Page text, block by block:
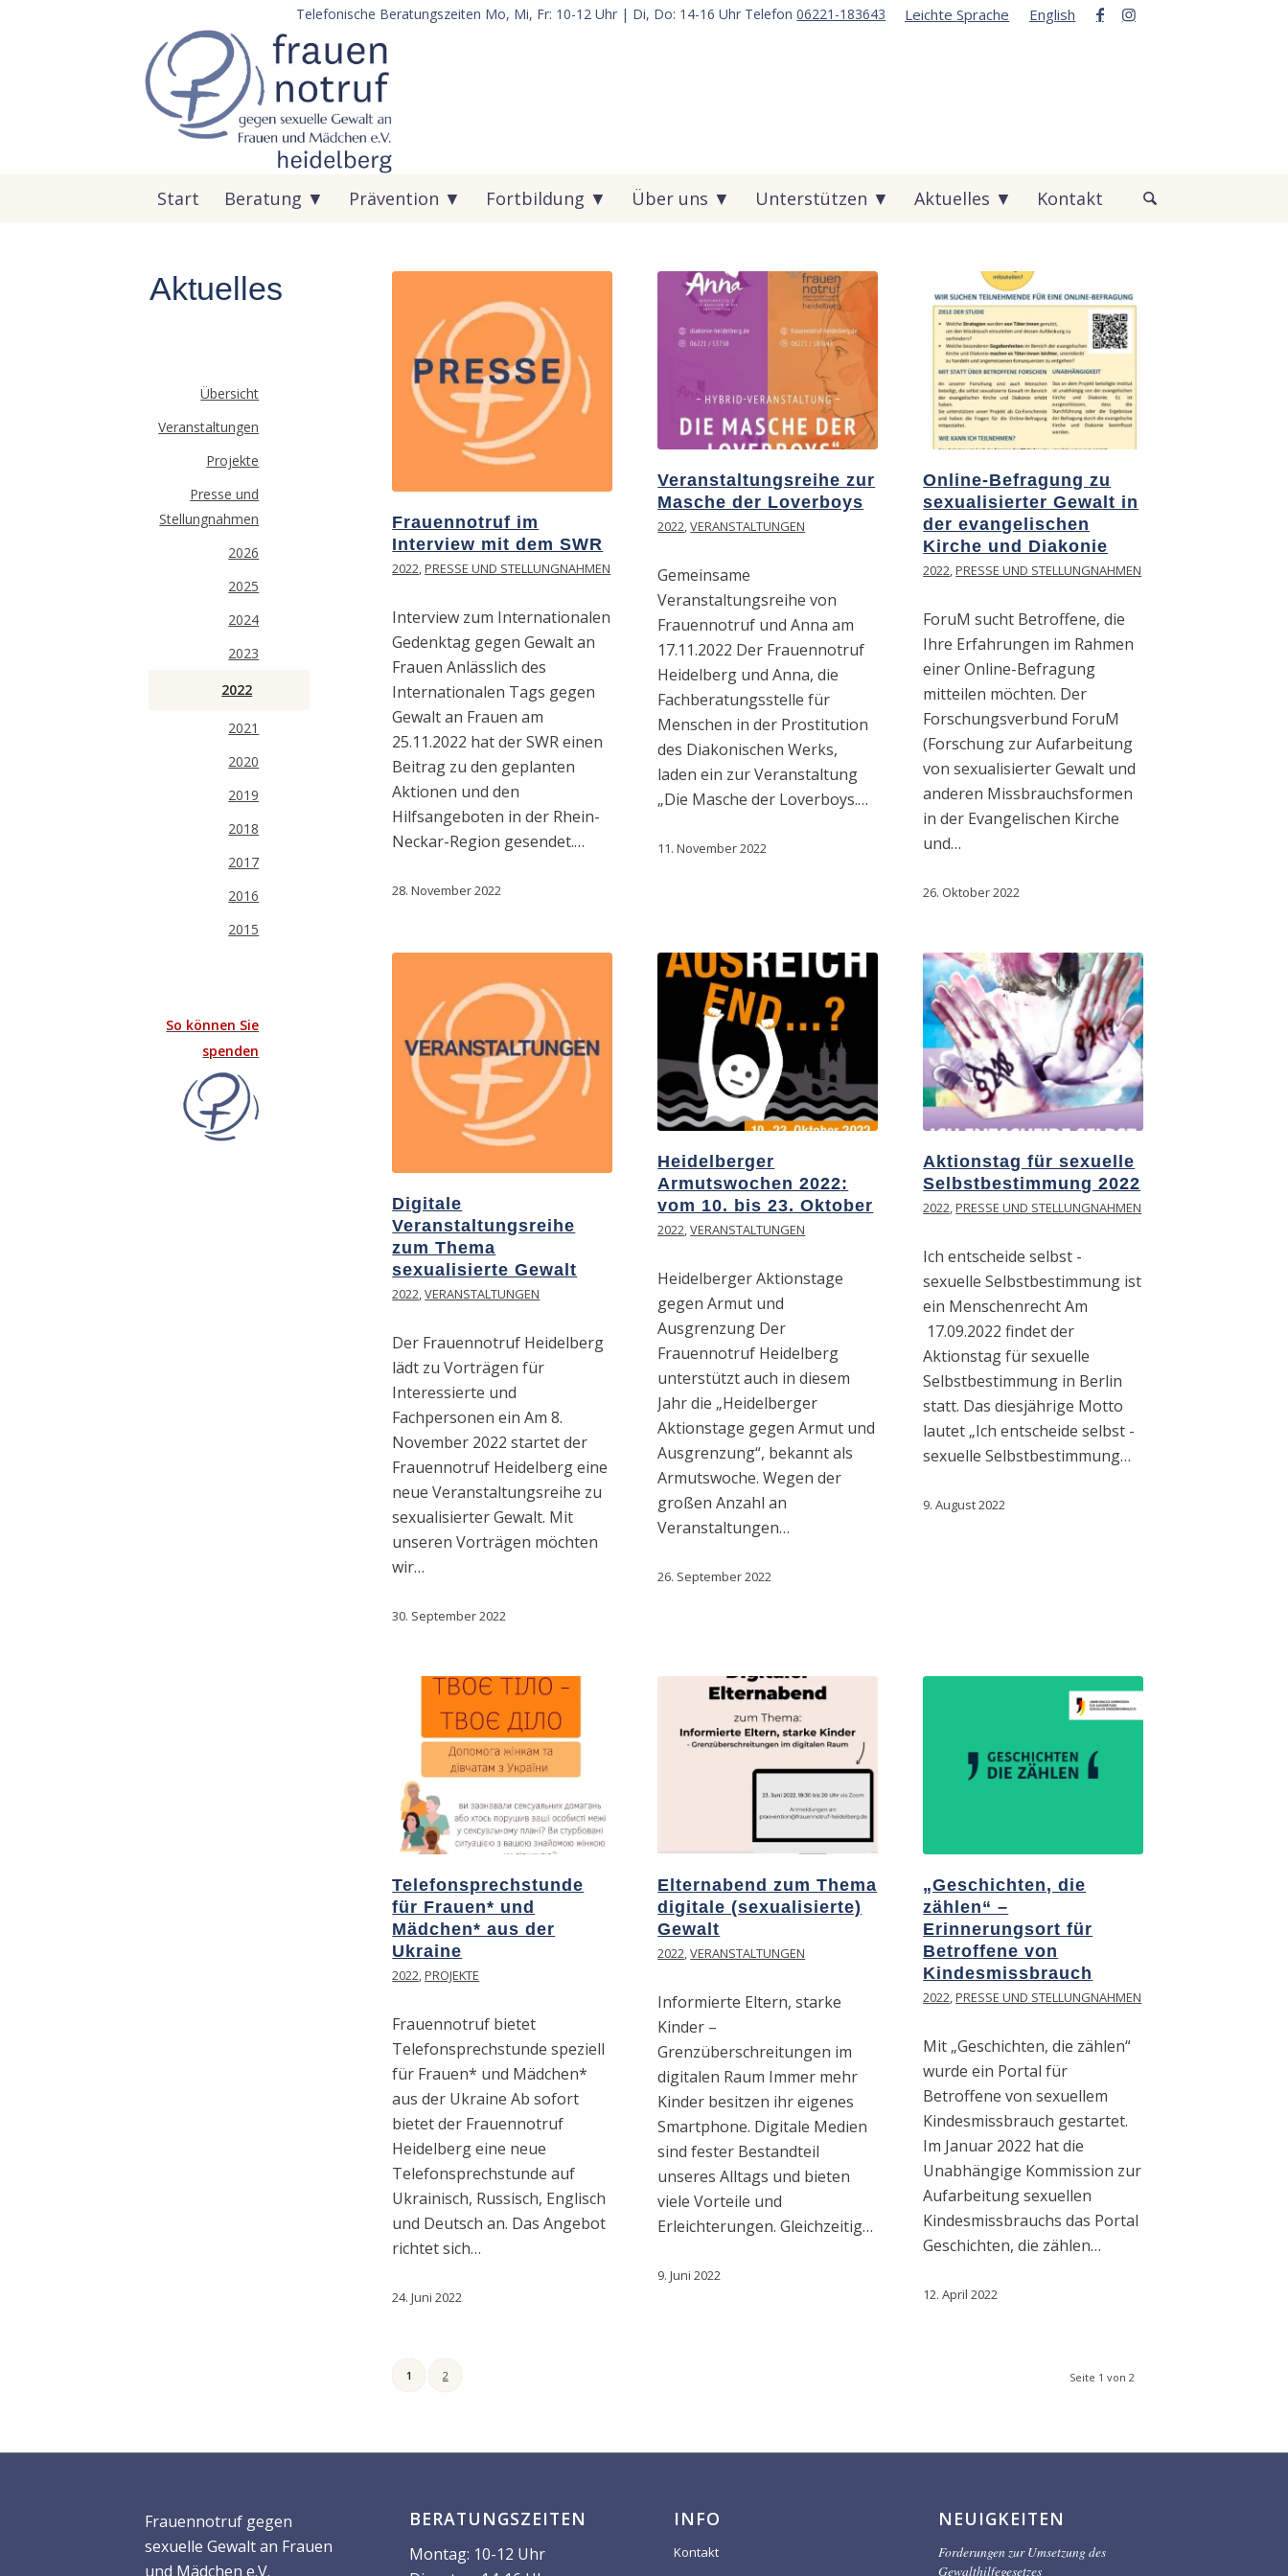
Leichte Sprache English
Telefonische Beratungszeiten Mo, Mi, Fr: 10-12 Uhr | Di, Do: 14-16 Uhr Telefon06221-183643
Start Beratung ▼ Prävention ▼ Fortbildung ▼ Über uns ▼ Unterstützen ▼ Aktuelles ▼ Kontakt
Frauennotruf im
Interview mit dem SWR
2022,PRESSE UND STELLUNGNAHMEN
Interview zum Internationalen
Gedenktag gegen Gewalt an
Frauen Anlässlich des
Internationalen Tags gegen
Gewalt an Frauen am
25.11.2022 hat der SWR einen
Beitrag zu den geplanten
Aktionen und den
Hilfsangeboten in der Rhein-
Neckar-Region gesendet.…
28. November 2022
Veranstaltungsreihe zur
Masche der Loverboys
2022,VERANSTALTUNGEN
Gemeinsame
Veranstaltungsreihe von
Frauennotruf und Anna am
17.11.2022 Der Frauennotruf
Heidelberg und Anna, die
Fachberatungsstelle für
Menschen in der Prostitution
des Diakonischen Werks,
laden ein zur Veranstaltung
„Die Masche der Loverboys.…
11. November 2022
Online-Befragung zu
sexualisierter Gewalt in
der evangelischen
Kirche und Diakonie
2022,PRESSE UND STELLUNGNAHMEN
ForuM sucht Betroffene, die
Ihre Erfahrungen im Rahmen
einer Online-Befragung
mitteilen möchten. Der
Forschungsverbund ForuM
(Forschung zur Aufarbeitung
von sexualisierter Gewalt und
anderen Missbrauchsformen
in der Evangelischen Kirche
und…
26. Oktober 2022
Digitale
Veranstaltungsreihe
zum Thema
sexualisierte Gewalt
2022,VERANSTALTUNGEN
Der Frauennotruf Heidelberg
lädt zu Vorträgen für
Interessierte und
Fachpersonen ein Am 8.
November 2022 startet der
Frauennotruf Heidelberg eine
neue Veranstaltungsreihe zu
sexualisierter Gewalt. Mit
unseren Vorträgen möchten
wir…
30. September 2022
Heidelberger
Armutswochen 2022:
vom 10. bis 23. Oktober
2022 ,VERANSTALTUNGEN
Heidelberger Aktionstage
gegen Armut und
Ausgrenzung Der
Frauennotruf Heidelberg
unterstützt auch in diesem
Jahr die „Heidelberger
Aktionstage gegen Armut und
Ausgrenzung“, bekannt als
Armutswoche. Wegen der
großen Anzahl an
Veranstaltungen…
26. September 2022
Aktionstag für sexuelle
Selbstbestimmung 2022
2022 ,PRESSE UND STELLUNGNAHMEN
Ich entscheide selbst -
sexuelle Selbstbestimmung ist
ein Menschenrecht Am
17.09.2022 findet der
Aktionstag für sexuelle
Selbstbestimmung in Berlin
statt. Das diesjährige Motto
lautet „Ich entscheide selbst -
sexuelle Selbstbestimmung…
9. August 2022
Telefonsprechstunde
für Frauen* und
Mädchen* aus der
Ukraine
2022 ,PROJEKTE
Frauennotruf bietet
Telefonsprechstunde speziell
für Frauen* und Mädchen*
aus der Ukraine Ab sofort
bietet der Frauennotruf
Heidelberg eine neue
Telefonsprechstunde auf
Ukrainisch, Russisch, Englisch
und Deutsch an. Das Angebot
richtet sich…
24. Juni 2022
Elternabend zum Thema
digitale (sexualisierte)
Gewalt
2022 ,VERANSTALTUNGEN
Informierte Eltern, starke
Kinder –
Grenzüberschreitungen im
digitalen Raum Immer mehr
Kinder besitzen ihr eigenes
Smartphone. Digitale Medien
sind fester Bestandteil
unseres Alltags und bieten
viele Vorteile und
Erleichterungen. Gleichzeitig…
9. Juni 2022
„Geschichten, die
zählen“ –
Erinnerungsort für
Betroffene von
Kindesmissbrauch
2022 ,PRESSE UND STELLUNGNAHMEN
Mit „Geschichten, die zählen“
wurde ein Portal für
Betroffene von sexuellem
Kindesmissbrauch gestartet.
Im Januar 2022 hat die
Unabhängige Kommission zur
Aufarbeitung sexuellen
Kindesmissbrauchs das Portal
Geschichten, die zählen…
12. April 2022
Seite 1 von 2
1 2
Aktuelles
Übersicht
Veranstaltungen
Projekte
Presse und
Stellungnahmen
2026
2025
2024
2023
2022
2021
2020
2019
2018
2017
2016
2015
So können Sie
spenden
Frauennotruf gegen
sexuelle Gewalt an Frauen
und Mädchen e.V.
BERATUNGSZEITEN
Montag: 10-12 Uhr
INFO
Kontakt
NEUIGKEITEN
Forderungen zur Umsetzung des
Gewalthilfegesetzes